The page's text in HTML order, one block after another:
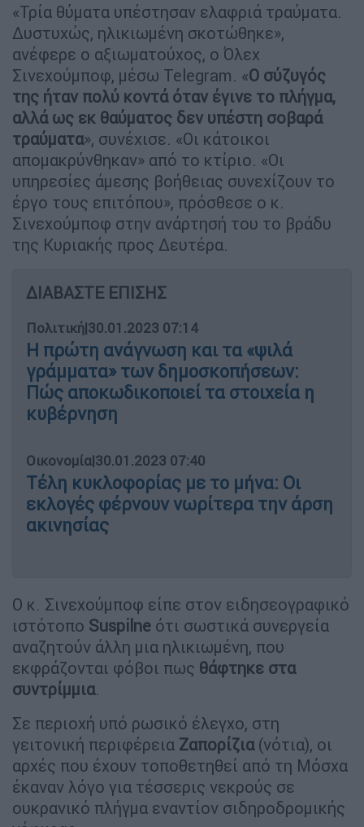
«Τρία θύματα υπέστησαν ελαφριά τραύματα.
Δυστυχώς, ηλικιωμένη σκοτώθηκε»,
ανέφερε ο αξιωματούχος, ο Όλεχ
Σινεχούμποφ, μέσω Telegram. «Ο σύζυγός
της ήταν πολύ κοντά όταν έγινε το πλήγμα,
αλλά ως εκ θαύματος δεν υπέστη σοβαρά
τραύματα», συνέχισε. «Οι κάτοικοι
απομακρύνθηκαν» από το κτίριο. «Οι
υπηρεσίες άμεσης βοήθειας συνεχίζουν το
έργο τους επιτόπου», πρόσθεσε ο κ.
Σινεχούμποφ στην ανάρτησή του το βράδυ
της Κυριακής προς Δευτέρα.
ΔΙΑΒΑΣΤΕ ΕΠΙΣΗΣ
Πολιτική|30.01.2023 07:14
Η πρώτη ανάγνωση και τα «ψιλά
γράμματα» των δημοσκοπήσεων:
Πώς αποκωδικοποιεί τα στοιχεία η
κυβέρνηση
Οικονομία|30.01.2023 07:40
Τέλη κυκλοφορίας με το μήνα: Οι
εκλογές φέρνουν νωρίτερα την άρση
ακινησίας
Ο κ. Σινεχούμποφ είπε στον ειδησεογραφικό
ιστότοπο Suspilne ότι σωστικά συνεργεία
αναζητούν άλλη μια ηλικιωμένη, που
εκφράζονται φόβοι πως θάφτηκε στα
συντρίμμια.
Σε περιοχή υπό ρωσικό έλεγχο, στη
γειτονική περιφέρεια Ζαπορίζια(νότια), οι
αρχές που έχουν τοποθετηθεί από τη Μόσχα
έκαναν λόγο για τέσσερις νεκρούς σε
ουκρανικό πλήγμα εναντίον σιδηροδρομικής